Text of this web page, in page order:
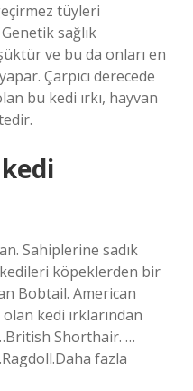
tüyleri
sağlık
ve bu da onları en
Çarpıcı derecede
bu kedi ırkı, hayvan
Sahiplerine sadık
köpeklerden bir
Bobtail. American
kedi ırklarından
Shorthair. …
fazla